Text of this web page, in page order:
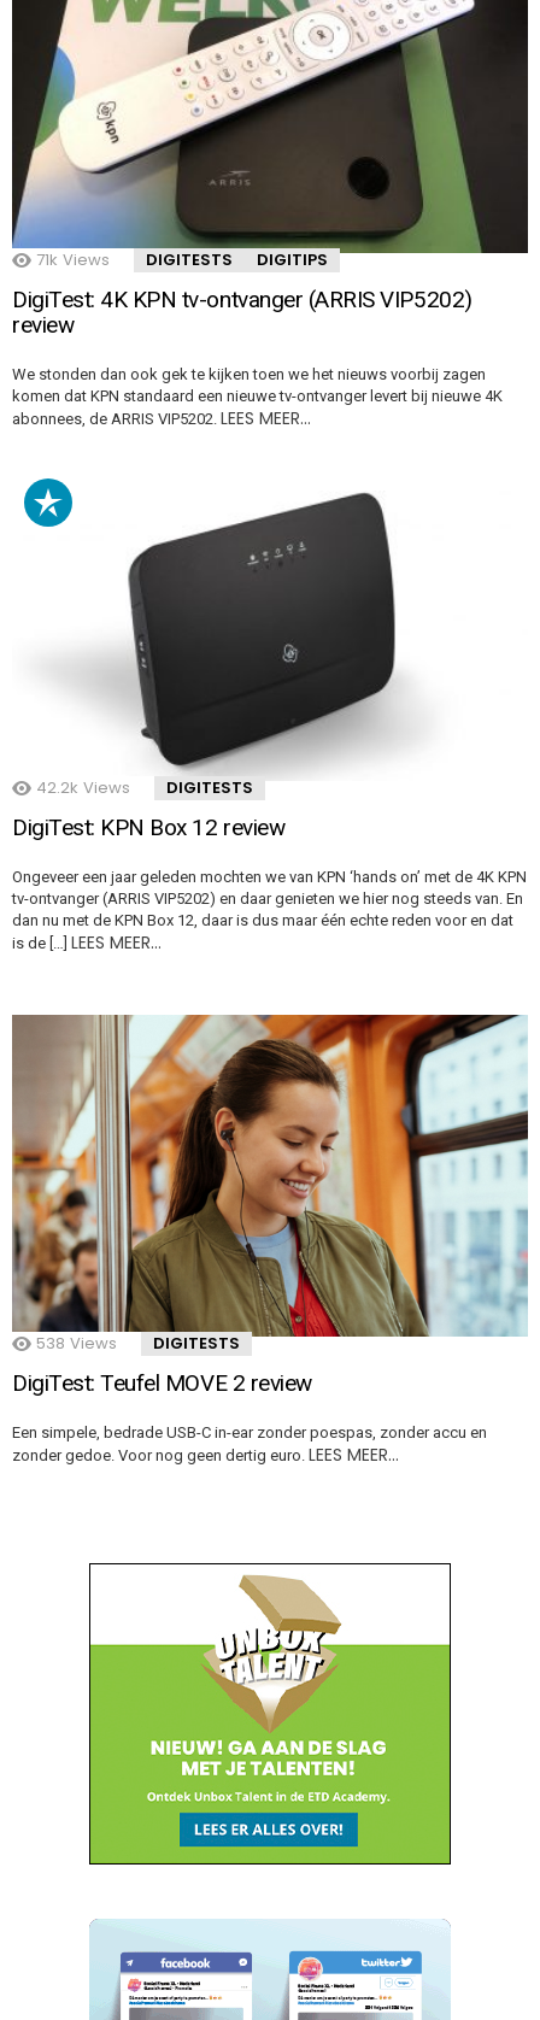
71k Views DIGITESTS DIGITIPS
DigiTest: 4K KPN tv-ontvanger (ARRIS VIP5202)
review
We stonden dan ook gek te kijken toen we het nieuws voorbij zagen
komen dat KPN standaard een nieuwe tv-ontvanger levert bij nieuwe 4K
abonnees, de ARRIS VIP5202. LEES MEER…
42.2k Views DIGITESTS
DigiTest: KPN Box 12 review
Ongeveer een jaar geleden mochten we van KPN ‘hands on’ met de 4K KPN
tv-ontvanger (ARRIS VIP5202) en daar genieten we hier nog steeds van. En
dan nu met de KPN Box 12, daar is dus maar één echte reden voor en dat
is de […] LEES MEER…
538 Views DIGITESTS
DigiTest: Teufel MOVE 2 review
Een simpele, bedrade USB-C in-ear zonder poespas, zonder accu en
zonder gedoe. Voor nog geen dertig euro. LEES MEER…